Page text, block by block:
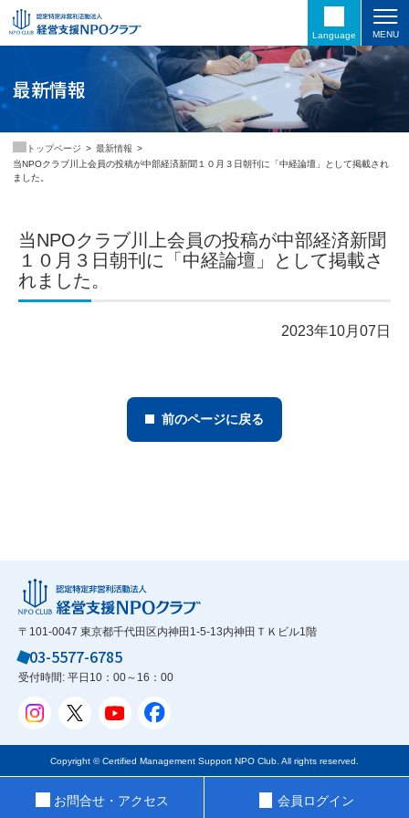
Language MENU
最新情報
トップページ
最新情報
当NPOクラブ川上会員の投稿が中部経済新聞１０月３日朝刊に「中経論壇」として掲載され
ました。
当NPOクラブ川上会員の投稿が中部経済新聞
１０月３日朝刊に「中経論壇」として掲載さ
れました。
2023年10月07日
前のページに戻る
〒101-0047 東京都千代田区内神田1-5-13内神田ＴＫビル1階
03-5577-6785
受付時間: 平日10：00～16：00
Copyright © Certified Management Support NPO Club. All rights reserved.
お問合せ・アクセス 会員ログイン